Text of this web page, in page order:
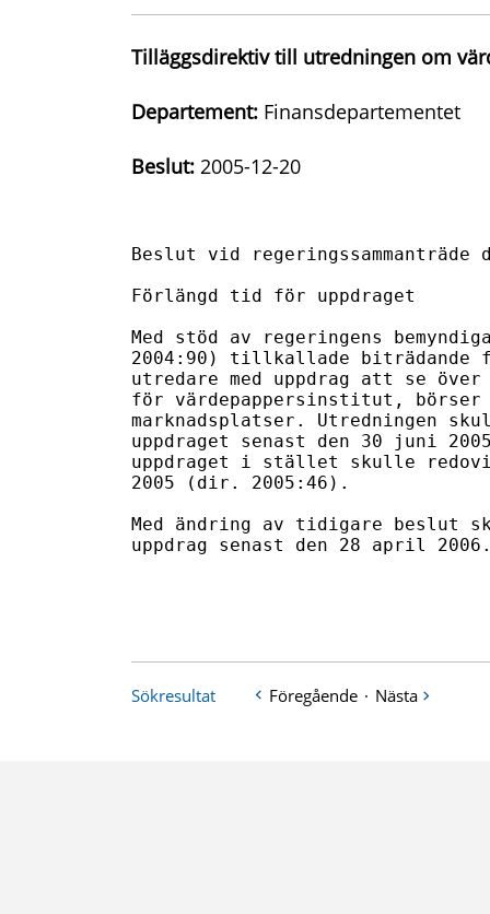
Tilläggsdirektiv till utredningen om
Departement: Finansdepartementet
Beslut: 2005-12-20
Beslut vid regeringssammanträde
Förlängd tid för uppdraget
Med stöd av regeringens
2004:90) tillkallade biträdande
utredare med uppdrag att se
för värdepappersinstitut, börser
marknadsplatser. Utredningen
uppdraget senast den 30 juni
uppdraget i stället skulle
2005 (dir. 2005:46).
Med ändring av tidigare beslut
uppdrag senast den 28 april
Sökresultat Föregående · Nästa